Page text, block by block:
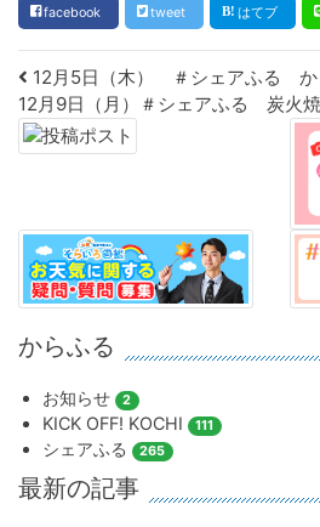
facebook tweet はてブ
Post navigation
12月5日（木） ＃シェアふる か
12月9日（月）＃シェアふる 炭火
からふる
お知らせ 2
KICK OFF! KOCHI 111
シェアふる 265
最新の記事